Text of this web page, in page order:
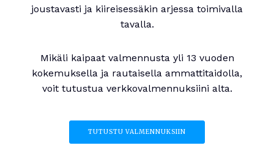
joustavasti ja kiireisessäkin arjessa toimivalla
tavalla.
Mikäli kaipaat valmennusta yli 13 vuoden
kokemuksella ja rautaisella ammattitaidolla,
voit tutustua verkkovalmennuksiini alta.
TUTUSTU VALMENNUKSIIN